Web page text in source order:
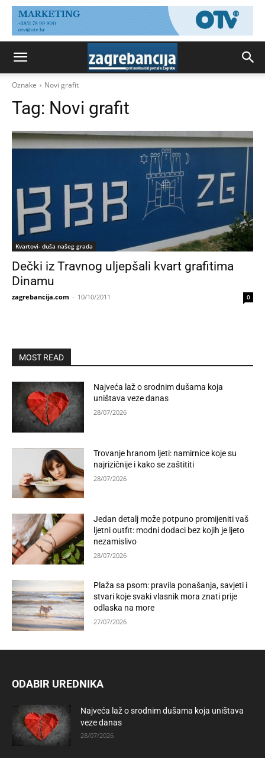
Oznake Novi grafit
Tag: Novi grafit
Kvartovi- duša našeg grada
Dečki iz Travnog uljepšali kvart grafitima
Dinamu
zagrebancija.com - 10/10/2011 0
MOST READ
Najveća laž o srodnim dušama koja
uništava veze danas
28/07/2026
Trovanje hranom ljeti: namirnice koje su
najrizičnije i kako se zaštititi
28/07/2026
Jedan detalj može potpuno promijeniti vaš
ljetni outfit: modni dodaci bez kojih je ljeto
nezamislivo
28/07/2026
Plaža sa psom: pravila ponašanja, savjeti i
stvari koje svaki vlasnik mora znati prije
odlaska na more
27/07/2026
ODABIR UREDNIKA
Najveća laž o srodnim dušama koja uništava
veze danas
28/07/2026